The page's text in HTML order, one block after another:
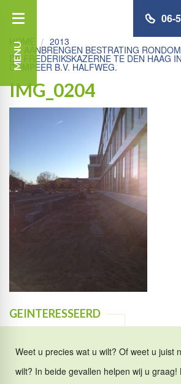
MENU
06-
HOME 2013
AANBRENGEN BESTRATING
DE FREDERIKSKAZERNE TE DEN HAAG
COMPEER B.V. HALFWEG.
IMG_0204
GEINTERESSEERD
Weet u precies wat u wilt? Of weet u juist
wilt? In beide gevallen helpen wij u graag!